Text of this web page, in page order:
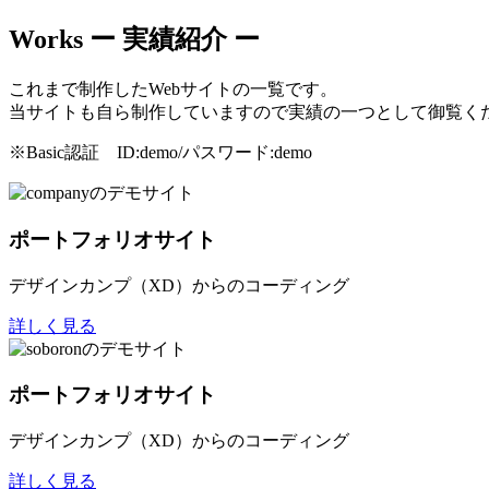
Works ー 実績紹介 ー
これまで制作したWebサイトの一覧です。
当サイトも自ら制作していますので実績の一つとして御覧く
※Basic認証 ID:demo/パスワード:demo
ポートフォリオサイト
デザインカンプ（XD）からのコーディング
詳しく見る
ポートフォリオサイト
デザインカンプ（XD）からのコーディング
詳しく見る